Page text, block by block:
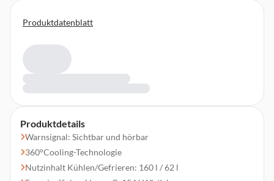
Produktdetails
Warnsignal: Sichtbar und hörbar
360°Cooling-Technologie
Nutzinhalt Kühlen/Gefrieren: 160 l / 62 l
Produktdatenblatt